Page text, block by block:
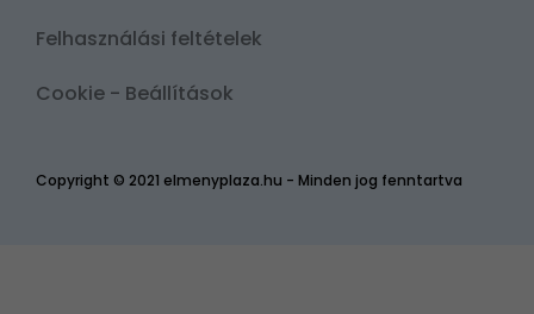
Copyright © 2021 elmenyplaza.hu - Minden jog fenntartva
Felhasználási feltételek
Cookie - Beállítások